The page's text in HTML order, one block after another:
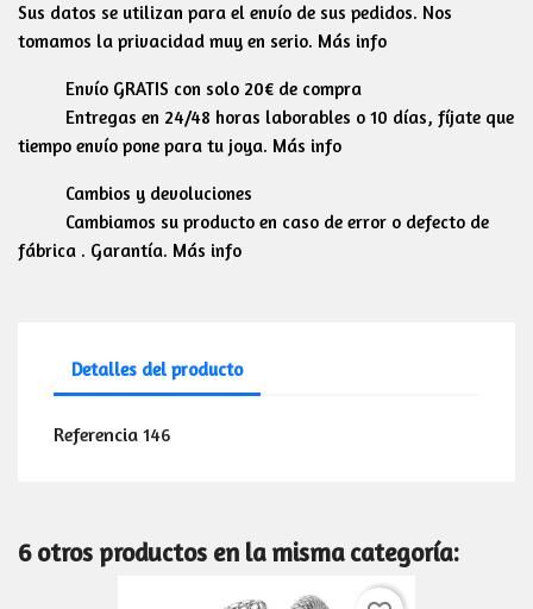
Sus datos se utilizan para el envío de sus pedidos. Nos
tomamos la privacidad muy en serio. Más info
Envío GRATIS con solo 20€ de compra
Entregas en 24/48 horas laborables o 10 días, fíjate que
tiempo envío pone para tu joya. Más info
Cambios y devoluciones
Cambiamos su producto en caso de error o defecto de
fábrica . Garantía. Más info
Detalles del producto
Referencia 146
6 otros productos en la misma categoría: